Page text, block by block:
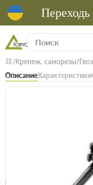
Крепеж, саморезы
ОписаниеХарактеристики